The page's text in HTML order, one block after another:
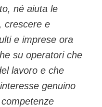
né aiuta le
crescere e
e imprese ora
su operatori che
lavoro e che
genuino